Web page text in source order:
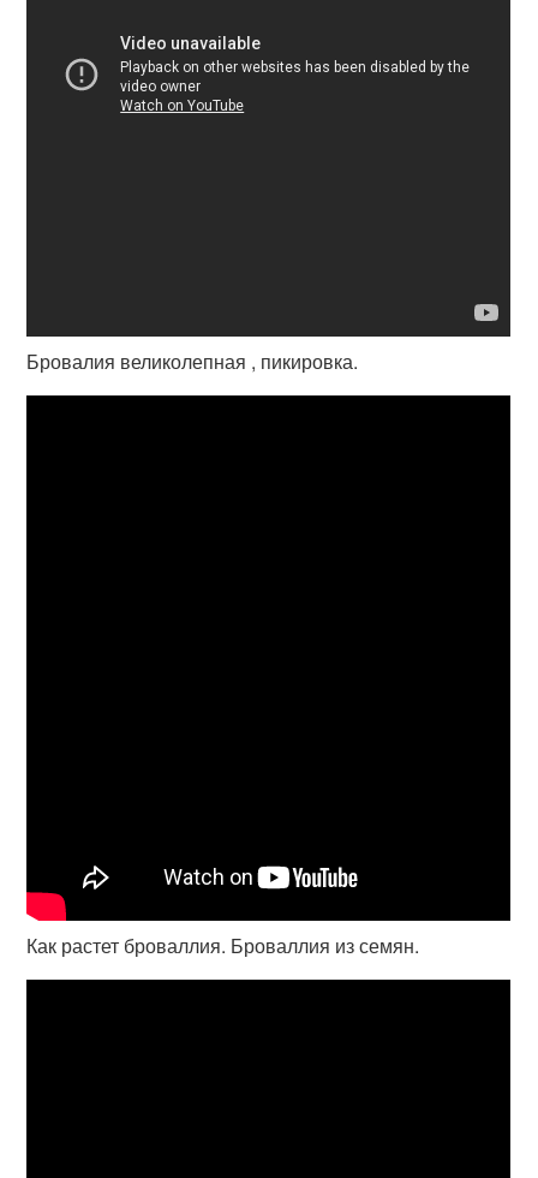
Бровалия великолепная , пикировка.
Как растет броваллия. Броваллия из семян.